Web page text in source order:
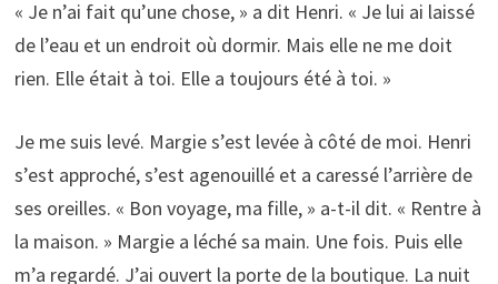
« Je n’ai fait qu’une chose, » a dit Henri. « Je lui ai laissé
de l’eau et un endroit où dormir. Mais elle ne me doit
rien. Elle était à toi. Elle a toujours été à toi. »
Je me suis levé. Margie s’est levée à côté de moi. Henri
s’est approché, s’est agenouillé et a caressé l’arrière de
ses oreilles. « Bon voyage, ma fille, » a-t-il dit. « Rentre à
la maison. » Margie a léché sa main. Une fois. Puis elle
m’a regardé. J’ai ouvert la porte de la boutique. La nuit